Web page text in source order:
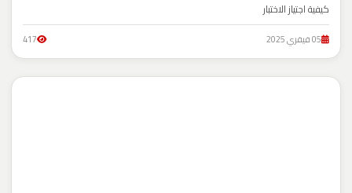
كيفية اجتياز الاختبار
05 فيفري 2025 417